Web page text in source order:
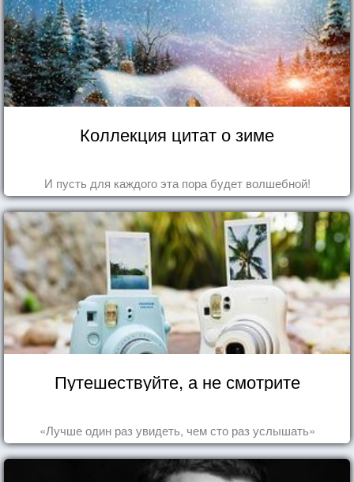
Коллекция цитат о зиме
И пусть для каждого эта пора будет волшебной!
Путешествуйте, а не смотрите
«Лучше один раз увидеть, чем сто раз услышать»